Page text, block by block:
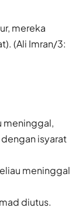
mereka
(Ali Imran/3:
meninggal,
isyarat
meninggal
diutus.